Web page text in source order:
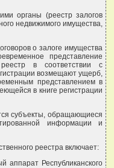
органы (реестр залогов
недвижимого имущества,
о залоге имущества
представление
в соответствии с
возмещают ущерб,
представлением в
в книге регистрации
субъекты, обращающиеся
информации и
реестра включает:
аппарат Республиканского